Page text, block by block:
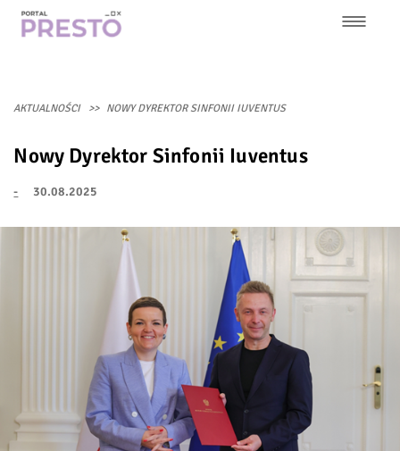
Przejdź
nawigacja
AKTUALNOŚCI NOWY DYREKTOR SINFONII IUVENTUS
Nowy Dyrektor Sinfonii Iuventus
- 30.08.2025